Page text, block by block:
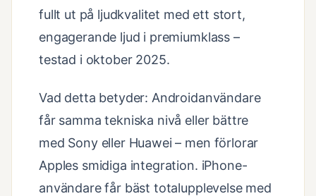
fullt ut på ljudkvalitet med ett stort,
engagerande ljud i premiumklass –
testad i oktober 2025.
Vad detta betyder: Androidanvändare
får samma tekniska nivå eller bättre
med Sony eller Huawei – men förlorar
Apples smidiga integration. iPhone-
användare får bäst totalupplevelse med